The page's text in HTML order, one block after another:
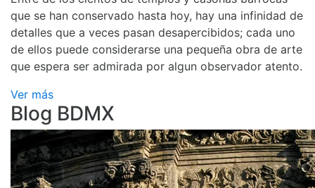
que se han conservado hasta hoy, hay una infinidad de
detalles que a veces pasan desapercibidos; cada uno
de ellos puede considerarse una pequeña obra de arte
que espera ser admirada por algun observador atento.
Ver más
Blog BDMX